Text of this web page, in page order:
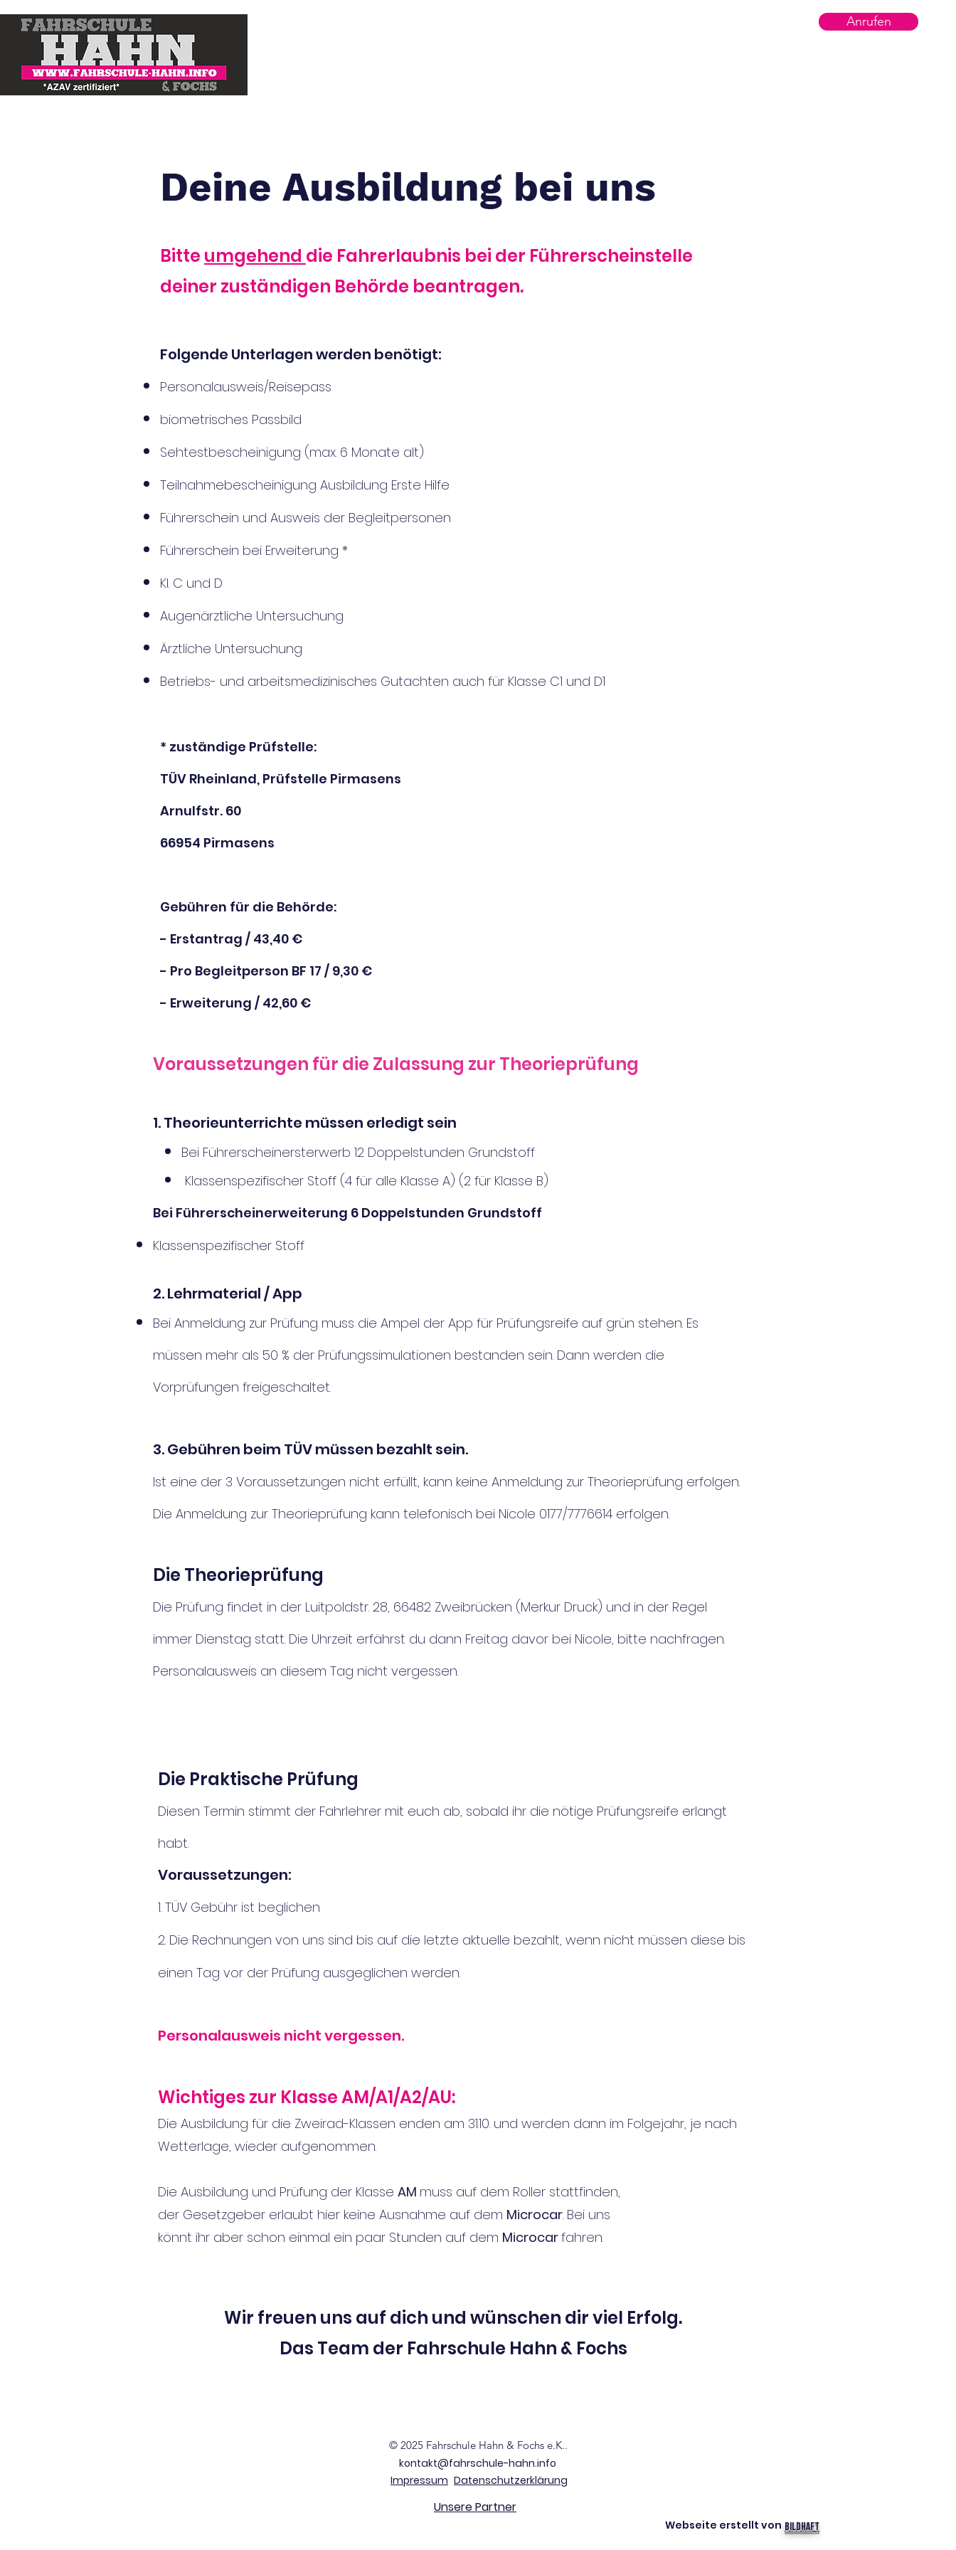
Anrufen
Deine Ausbildung bei uns
Bitte umgehend die Fahrerlaubnis bei der Führerscheinstelle
deiner zuständigen Behörde beantragen.
Folgende Unterlagen werden benötigt:
Personalausweis/Reisepass
biometrisches Passbild
Sehtestbescheinigung (max. 6 Monate alt)
Teilnahmebescheinigung Ausbildung Erste Hilfe
Führerschein und Ausweis der Begleitpersonen
Führerschein bei Erweiterung *
Kl. C und D
Augenärztliche Untersuchung
Ärztliche Untersuchung
Betriebs- und arbeitsmedizinisches Gutachten auch für Klasse C1 und D1
* zuständige Prüfstelle:
TÜV Rheinland, Prüfstelle Pirmasens
Arnulfstr. 60
66954 Pirmasens
Gebühren für die Behörde:
- Erstantrag / 43,40 €
- Pro Begleitperson BF 17 / 9,30 €
- Erweiterung / 42,60 €
Voraussetzungen für die Zulassung zur Theorieprüfung
1. Theorieunterrichte müssen erledigt sein
Bei Führerscheinersterwerb 12 Doppelstunden Grundstoff
Klassenspezifischer Stoff (4 für alle Klasse A) (2 für Klasse B)
Bei Führerscheinerweiterung 6 Doppelstunden Grundstoff
Klassenspezifischer Stoff
2. Lehrmaterial / App
Bei Anmeldung zur Prüfung muss die Ampel der App für Prüfungsreife auf grün stehen. Es
müssen mehr als 50 % der Prüfungssimulationen bestanden sein. Dann werden die
Vorprüfungen freigeschaltet.
3. Gebühren beim TÜV müssen bezahlt sein.
Ist eine der 3 Voraussetzungen nicht erfüllt, kann keine Anmeldung zur Theorieprüfung erfolgen.
Die Anmeldung zur Theorieprüfung kann telefonisch bei Nicole 0177/7776614 erfolgen.
Die Theorieprüfung
Die Prüfung findet in der Luitpoldstr. 28, 66482 Zweibrücken (Merkur Druck) und in der Regel
immer Dienstag statt. Die Uhrzeit erfährst du dann Freitag davor bei Nicole, bitte nachfragen.
Personalausweis an diesem Tag nicht vergessen.
Die Praktische Prüfung
Diesen Termin stimmt der Fahrlehrer mit euch ab, sobald ihr die nötige Prüfungsreife erlangt
habt.
Voraussetzungen:
1. TÜV Gebühr ist beglichen
2. Die Rechnungen von uns sind bis auf die letzte aktuelle bezahlt, wenn nicht müssen diese bis
einen Tag vor der Prüfung ausgeglichen werden.
Personalausweis nicht vergessen.
Wichtiges zur Klasse AM/A1/A2/AU:
Die Ausbildung für die Zweirad-Klassen enden am 31.10. und werden dann im Folgejahr, je nach
Wetterlage, wieder aufgenommen.
Die Ausbildung und Prüfung der Klasse AM muss auf dem Roller stattfinden,
der Gesetzgeber erlaubt hier keine Ausnahme auf dem Microcar. Bei uns
könnt ihr aber schon einmal ein paar Stunden auf dem Microcarfahren.
Wir freuen uns auf dich und wünschen dir viel Erfolg.
Das Team der Fahrschule Hahn & Fochs
© 2025 Fahrschule Hahn & Fochs e.K..
kontakt@fahrschule-hahn.info
Impressum Datenschutzerklärung
Unsere Partner
Webseite erstellt von Bildhaft